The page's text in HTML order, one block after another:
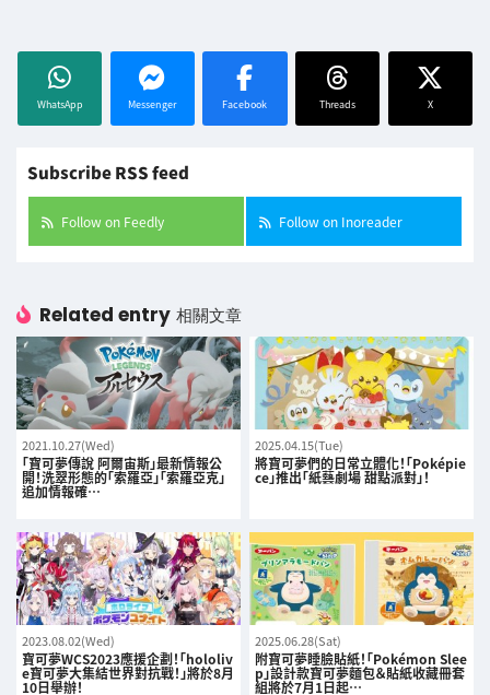
WhatsApp Messenger Facebook Threads X
Subscribe RSS feed
Follow on Feedly Follow on Inoreader
Related entry 相關文章
2021.10.27(Wed)
「寶可夢傳說 阿爾宙斯」最新情報公
開！洗翠形態的「索羅亞」「索羅亞克」
追加情報確…
2025.04.15(Tue)
將寶可夢們的日常立體化！「Poképie
ce」推出「紙藝劇場 甜點派對」！
2023.08.02(Wed)
寶可夢WCS2023應援企劃！「hololiv
e寶可夢大集結世界對抗戰！」將於8月
10日舉辦！
2025.06.28(Sat)
附寶可夢睡臉貼紙！「Pokémon Slee
p」設計款寶可夢麵包＆貼紙收藏冊套
組將於7月1日起…